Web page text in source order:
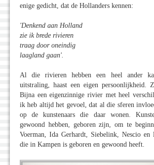
enige gedicht, dat de Hollanders kennen:
'Denkend aan Holland
zie ik brede rivieren
traag door oneindig
laagland gaan'.
Al die rivieren hebben een heel ander
uitstraling, haast een eigen persoonlijkheid.
Bijna een eigenzinnige rivier met heel
ik heb altijd het gevoel, dat al die sferen
op de kunstenaars die daar wonen.
gewoond hebben, geboren zijn, om te
Voerman, Ida Gerhardt, Siebelink, Nescio en
die in Kampen is geboren en gewoond heeft.